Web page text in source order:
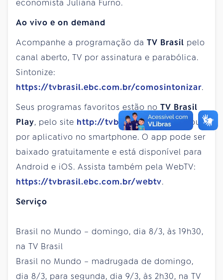
economista Juliana Furno.
Ao vivo e on demand
Acompanhe a programação da TV Brasil pelo
canal aberto, TV por assinatura e parabólica.
Sintonize:
https://tvbrasil.ebc.com.br/comosintonizar.
Seus programas favoritos estão no TV Brasil
Play, pelo site http://tvbrasilplay.com.br ou
por aplicativo no smartphone. O app pode ser
baixado gratuitamente e está disponível para
Android e iOS. Assista também pela WebTV:
https://tvbrasil.ebc.com.br/webtv.
Serviço
Brasil no Mundo – domingo, dia 8/3, às 19h30,
na TV Brasil
Brasil no Mundo – madrugada de domingo,
dia 8/3, para segunda, dia 9/3, às 2h30, na TV